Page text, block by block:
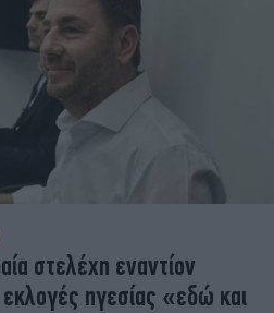
στελέχη εναντίον
ηγεσίας «εδώ και